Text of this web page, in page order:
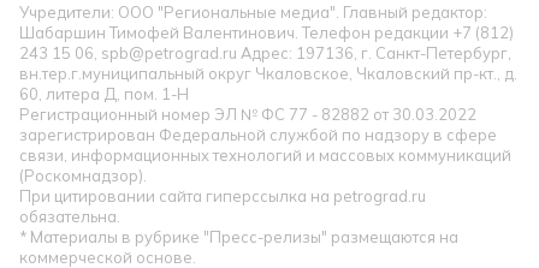
Учредители: ООО "Региональные медиа". Главный редактор:
Шабаршин Тимофей Валентинович. Телефон редакции +7 (812)
243 15 06, spb@petrograd.ru Адрес: 197136, г. Санкт-Петербург,
вн.тер.г.муниципальный округ Чкаловское, Чкаловский пр-кт., д.
60, литера Д, пом. 1-Н
Регистрационный номер ЭЛ № ФС 77 - 82882 от 30.03.2022
зарегистрирован Федеральной службой по надзору в сфере
связи, информационных технологий и массовых коммуникаций
(Роскомнадзор).
При цитировании сайта гиперссылка на petrograd.ru
обязательна.
* Материалы в рубрике "Пресс-релизы" размещаются на
коммерческой основе.